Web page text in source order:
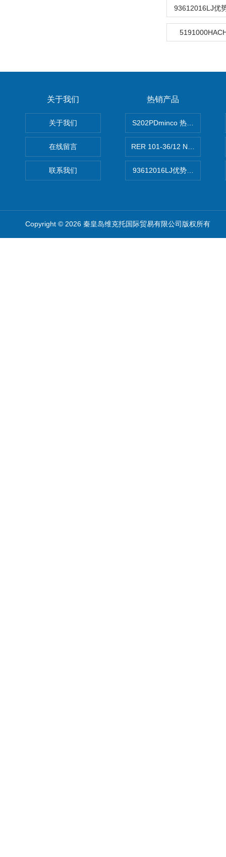
93612016LJ优
关于我们
关于我们
在线留言
联系我们
热销产品
S202PDminco 热电阻
RER 101-36/12 NHH离心
93612016LJ优势供应美国
Copyright © 2026 秦皇岛维克托国际贸易有限公司版权所有